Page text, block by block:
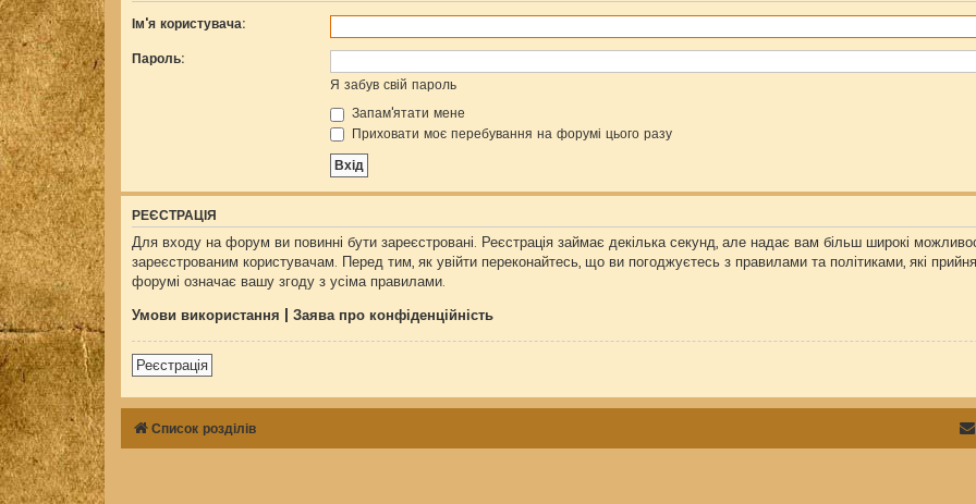
Ім'я користувача:
Пароль:
Я забув свій пароль
Запам'ятати мене
Приховати моє перебування на форумі цього разу
РЕЄСТРАЦІЯ
Для входу на форум ви повинні бути зареєстровані. Реєстрація займає декілька секунд, але надає вам більш широкі
зареєстрованим користувачам. Перед тим, як увійти переконайтесь, що ви погоджуєтесь з правилами та політиками, які
форумі означає вашу згоду з усіма правилами.
Умови використання
Заява про конфіденційність
Реєстрація
Список розділів